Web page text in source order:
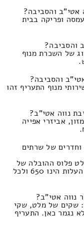
אטי"ב והסביבה?
ופריקה בבית
והסביבה?
של השכרת מנוף
והסביבה?
מנוף התעריף זהו
נווה אטי"ב?
אביזרי אפייה
של שרתים
פלוס ההובלה של
כלי המחשוב העברת חדר שרתים קומפלט העלות הינו 650 ולכל
נווה אטי"ב?
שקים של מלט, שקי
נגמר כאן. התעריף